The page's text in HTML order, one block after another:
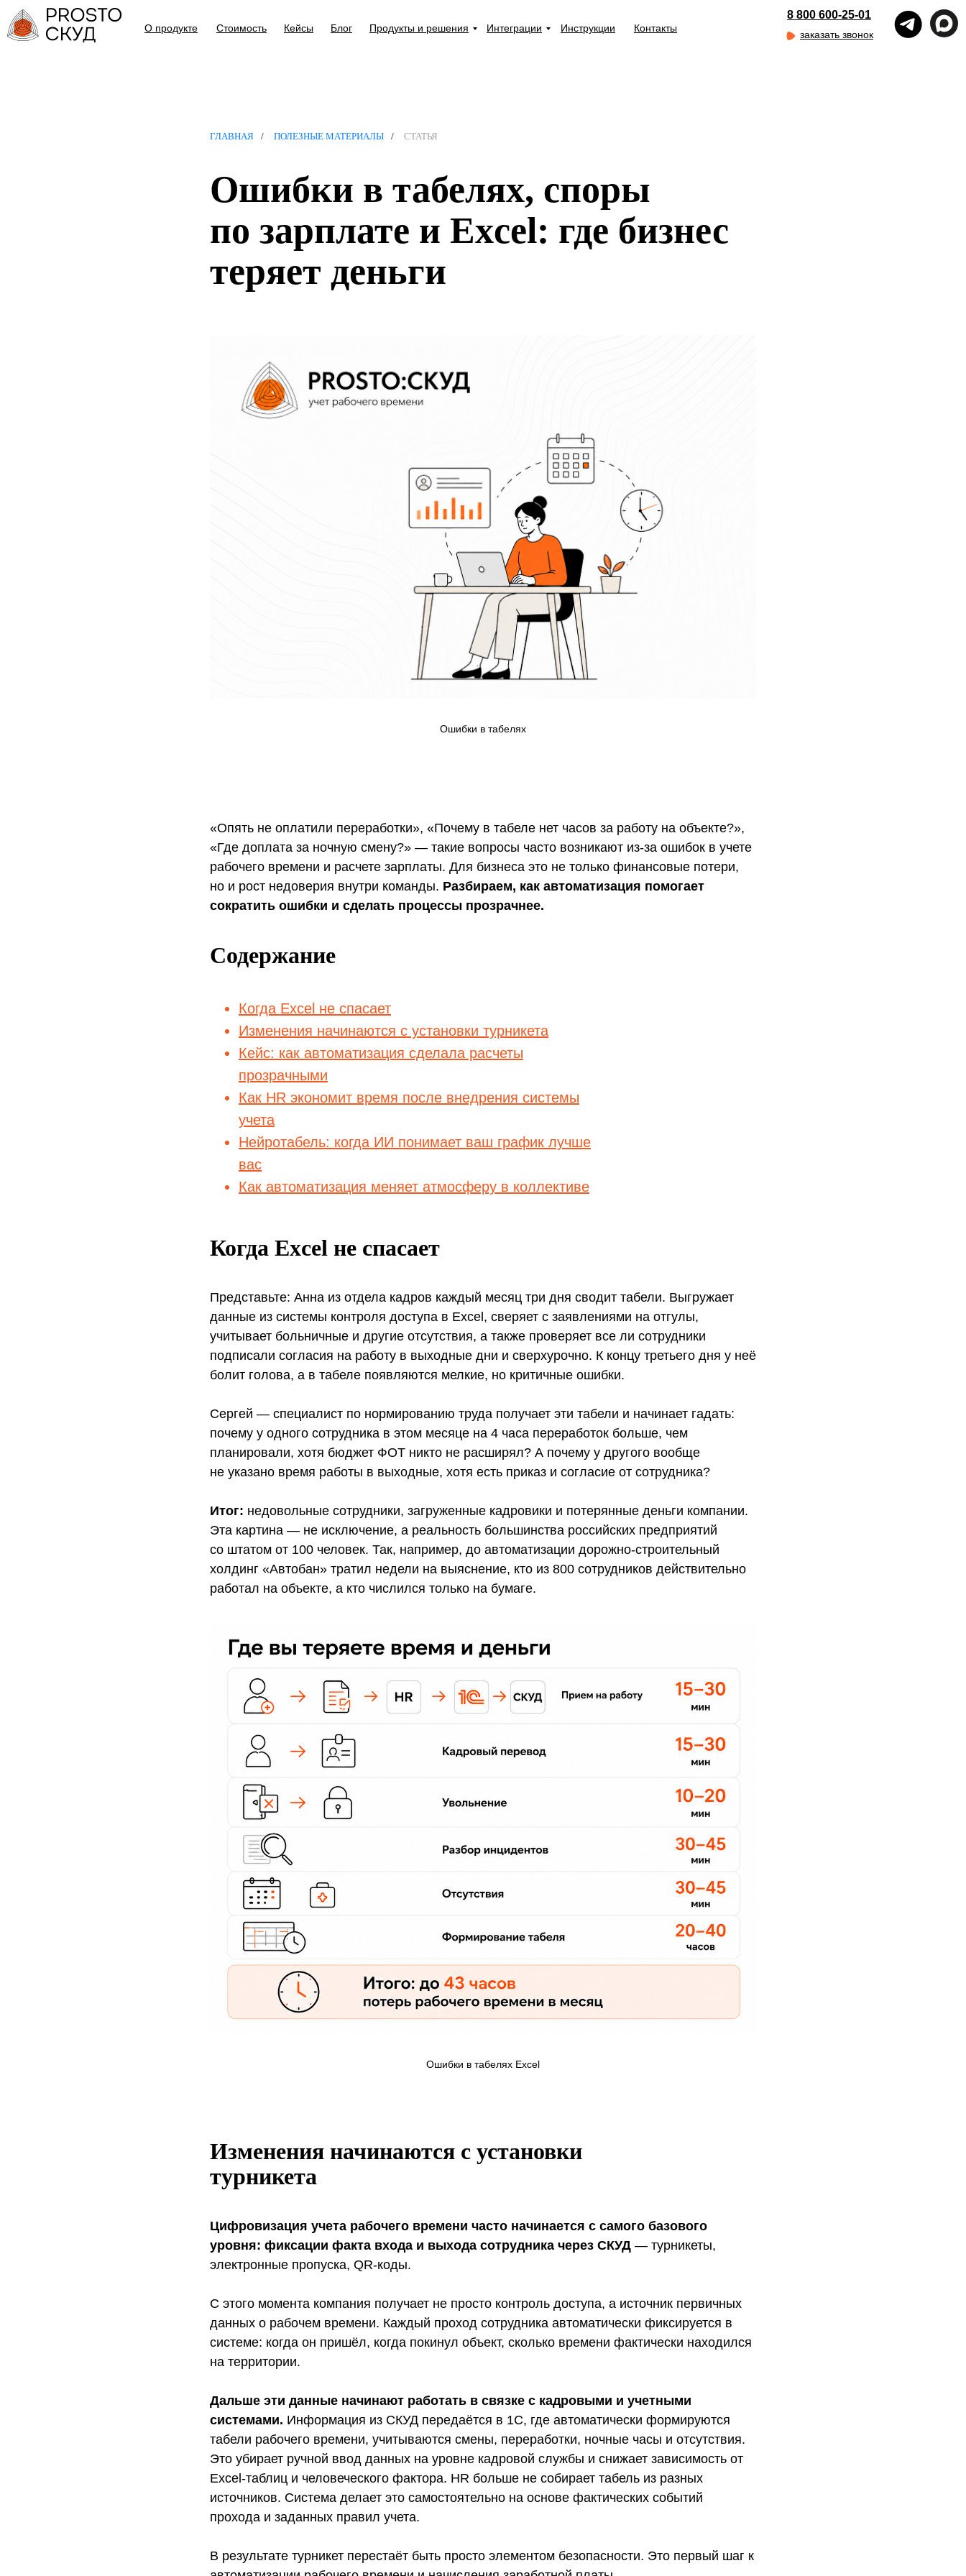
заказать звонок
8 800 600-25-01
Контакты
Инструкции
Интеграции
Продукты и решения
Блог
Кейсы
Стоимость
О продукте
ГЛАВНАЯ / ПОЛЕЗНЫЕ МАТЕРИАЛЫ / СТАТЬЯ
Ошибки в табелях, споры
по зарплате и Excel: где бизнес
теряет деньги
Ошибки в табелях
«Опять не оплатили переработки», «Почему в табеле нет часов за работу на объекте?»,
«Где доплата за ночную смену?» — такие вопросы часто возникают из-за ошибок в учете
рабочего времени и расчете зарплаты. Для бизнеса это не только финансовые потери,
но и рост недоверия внутри команды. Разбираем, как автоматизация помогает
сократить ошибки и сделать процессы прозрачнее.
Содержание
Когда Excel не спасает
Изменения начинаются с установки турникета
Кейс: как автоматизация сделала расчеты
прозрачными
Как HR экономит время после внедрения системы
учета
Нейротабель: когда ИИ понимает ваш график лучше
вас
Как автоматизация меняет атмосферу в коллективе
Когда Excel не спасает
Представьте: Анна из отдела кадров каждый месяц три дня сводит табели. Выгружает
данные из системы контроля доступа в Excel, сверяет с заявлениями на отгулы,
учитывает больничные и другие отсутствия, а также проверяет все ли сотрудники
подписали согласия на работу в выходные дни и сверхурочно. К концу третьего дня у неё
болит голова, а в табеле появляются мелкие, но критичные ошибки.
Сергей — специалист по нормированию труда получает эти табели и начинает гадать:
почему у одного сотрудника в этом месяце на 4 часа переработок больше, чем
планировали, хотя бюджет ФОТ никто не расширял? А почему у другого вообще
не указано время работы в выходные, хотя есть приказ и согласие от сотрудника?
Итог: недовольные сотрудники, загруженные кадровики и потерянные деньги компании.
Эта картина — не исключение, а реальность большинства российских предприятий
со штатом от 100 человек. Так, например, до автоматизации дорожно-строительный
холдинг «Автобан» тратил недели на выяснение, кто из 800 сотрудников действительно
работал на объекте, а кто числился только на бумаге.
Ошибки в табелях Excel
Изменения начинаются с установки
турникета
Цифровизация учета рабочего времени часто начинается с самого базового
уровня: фиксации факта входа и выхода сотрудника через СКУД — турникеты,
электронные пропуска, QR-коды.
С этого момента компания получает не просто контроль доступа, а источник первичных
данных о рабочем времени. Каждый проход сотрудника автоматически фиксируется в
системе: когда он пришёл, когда покинул объект, сколько времени фактически находился
на территории.
Дальше эти данные начинают работать в связке с кадровыми и учетными
системами. Информация из СКУД передаётся в 1С, где автоматически формируются
табели рабочего времени, учитываются смены, переработки, ночные часы и отсутствия.
Это убирает ручной ввод данных на уровне кадровой службы и снижает зависимость от
Excel-таблиц и человеческого фактора. HR больше не собирает табель из разных
источников. Система делает это самостоятельно на основе фактических событий
прохода и заданных правил учета.
В результате турникет перестаёт быть просто элементом безопасности. Это первый шаг к